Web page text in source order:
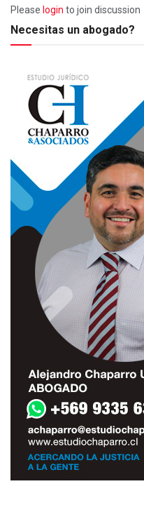
Please login to join discussion
Necesitas un abogado?